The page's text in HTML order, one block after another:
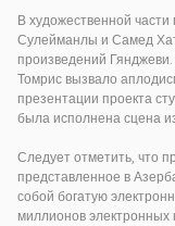
В художественной
Сулейманлы и Самед
произведений
Томрис вызвало
презентации проекта
была исполнена сцена
Следует отметить, что
представленное в
собой богатую
миллионов электронных